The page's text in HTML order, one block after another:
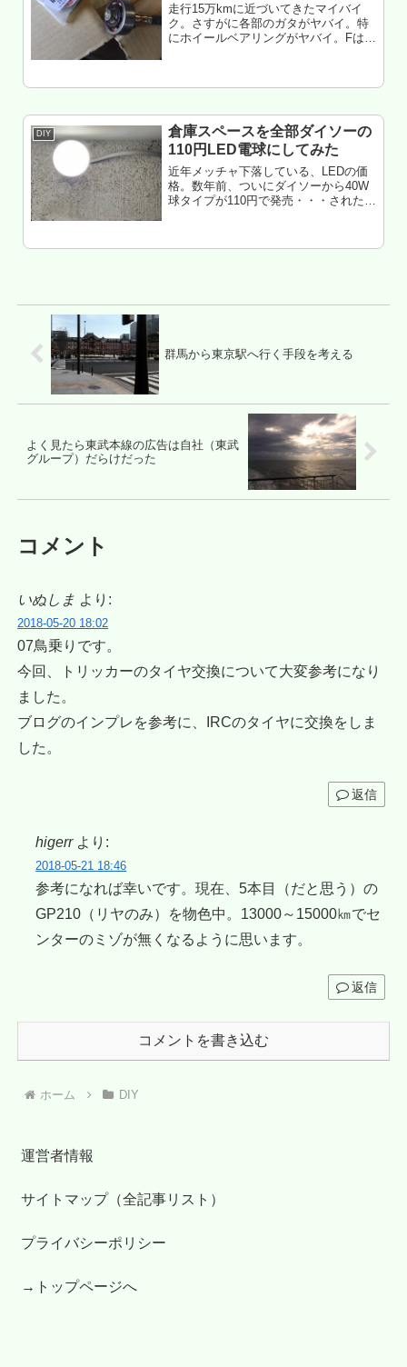
走行15万kmに近づいてきたマイバイ
ク。さすがに各部のガタがヤバイ。特
にホイールベアリングがヤバイ。Fはデ
DIY
倉庫スペースを全部ダイソーの
110円LED電球にしてみた
近年メッチャ下落している、LEDの価
格。数年前、ついにダイソーから40W
球タイプが110円で発売・・・されたの
群馬から東京駅へ行く手段を考える
よく見たら東武本線の広告は自社（東武
グループ）だらけだった
コメント
いぬしま より:
2018-05-20 18:02
07鳥乗りです。
今回、トリッカーのタイヤ交換について大変参考になり
ました。
ブログのインプレを参考に、IRCのタイヤに交換をしま
した。
返信
higerr より:
2018-05-21 18:46
参考になれば幸いです。現在、5本目（だと思う）の
GP210（リヤのみ）を物色中。13000～15000㎞でセ
ンターのミゾが無くなるように思います。
返信
コメントを書き込む
ホーム DIY
運営者情報
サイトマップ（全記事リスト）
プライバシーポリシー
→トップページへ